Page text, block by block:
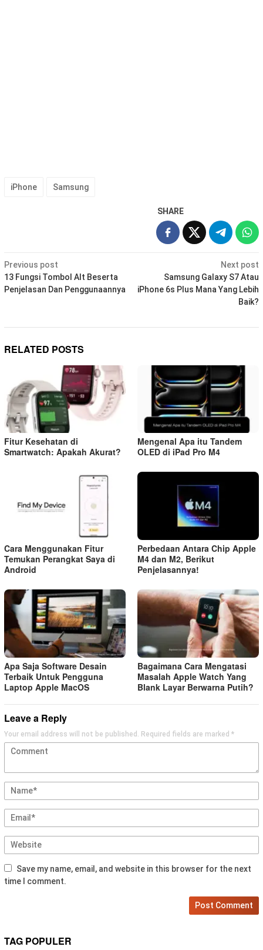
iPhone Samsung
SHARE
Post
navigation
Previous post
13 Fungsi Tombol Alt Beserta
Penjelasan Dan Penggunaannya
Next post
Samsung Galaxy S7 Atau
iPhone 6s Plus Mana Yang Lebih
Baik?
RELATED POSTS
Fitur Kesehatan di
Smartwatch: Apakah Akurat?
Mengenal Apa itu Tandem
OLED di iPad Pro M4
Cara Menggunakan Fitur
Temukan Perangkat Saya di
Android
Perbedaan Antara Chip Apple
M4 dan M2, Berikut
Penjelasannya!
Apa Saja Software Desain
Terbaik Untuk Pengguna
Laptop Apple MacOS
Bagaimana Cara Mengatasi
Masalah Apple Watch Yang
Blank Layar Berwarna Putih?
Leave a Reply
Your email address will not be published. Required fields are marked *
Save my name, email, and website in this browser for the next
time I comment.
TAG POPULER